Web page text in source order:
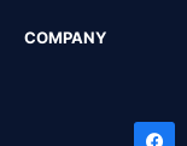
COMPANY